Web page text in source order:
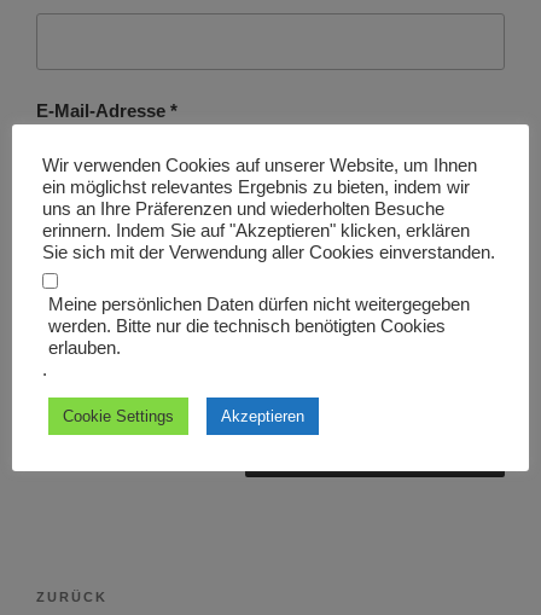
E-Mail-Adresse *
Website
Name, E-Mail-Adresse und Website in diesem Browser
Beitragsnavigation
Vorheriger
ZURÜCK
Wir verwenden Cookies auf unserer Website, um Ihnen
ein möglichst relevantes Ergebnis zu bieten, indem wir
uns an Ihre Präferenzen und wiederholten Besuche
erinnern. Indem Sie auf "Akzeptieren" klicken, erklären
Sie sich mit der Verwendung aller Cookies einverstanden.
Meine persönlichen Daten dürfen nicht weitergegeben
werden. Bitte nur die technisch benötigten Cookies
erlauben.
.
Cookie Settings Akzeptieren